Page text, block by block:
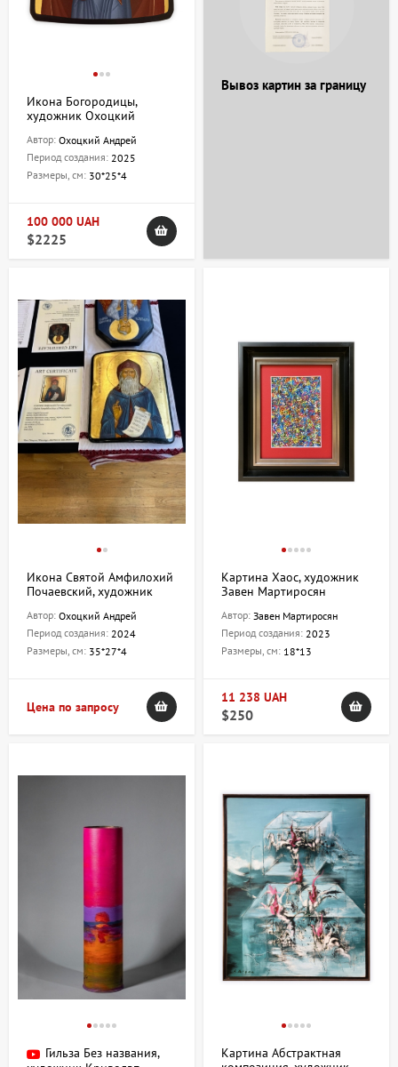
Икона Богородицы,
художник Охоцкий
Автор: Охоцкий Андрей
Период создания: 2025
Размеры, см: 30*25*4
100 000 UAH
$2225
Вывоз картин за границу
Икона Святой Амфилохий
Почаевский, художник
Автор: Охоцкий Андрей
Период создания: 2024
Размеры, см: 35*27*4
Цена по запросу
Картина Хаос, художник
Завен Мартиросян
Автор: Завен Мартиросян
Период создания: 2023
Размеры, см: 18*13
11 238 UAH
$250
Гильза Без названия,
Картина Абстрактная